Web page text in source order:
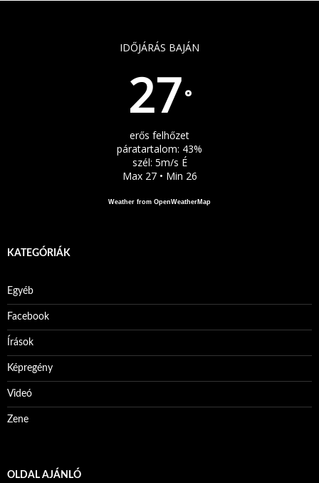
IDŐJÁRÁS BAJÁN
27°
erős felhőzet
páratartalom: 43%
szél: 5m/s É
Max 27 • Min 26
Weather from OpenWeatherMap
KATEGÓRIÁK
Egyéb
Facebook
Írások
Képregény
Videó
Zene
OLDAL AJÁNLÓ